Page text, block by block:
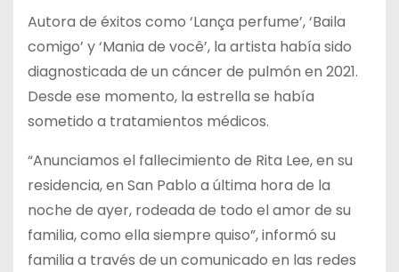
Autora de éxitos como ‘Lança perfume’, ‘Baila
comigo’ y ‘Mania de você’, la artista había sido
diagnosticada de un cáncer de pulmón en 2021.
Desde ese momento, la estrella se había
sometido a tratamientos médicos.
“Anunciamos el fallecimiento de Rita Lee, en su
residencia, en San Pablo a última hora de la
noche de ayer, rodeada de todo el amor de su
familia, como ella siempre quiso”, informó su
familia a través de un comunicado en las redes